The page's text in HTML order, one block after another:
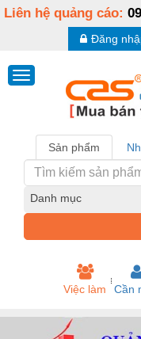
Liên hệ quảng cáo:
Đăng
Sản phẩm
Danh mục
Việc làm Cần